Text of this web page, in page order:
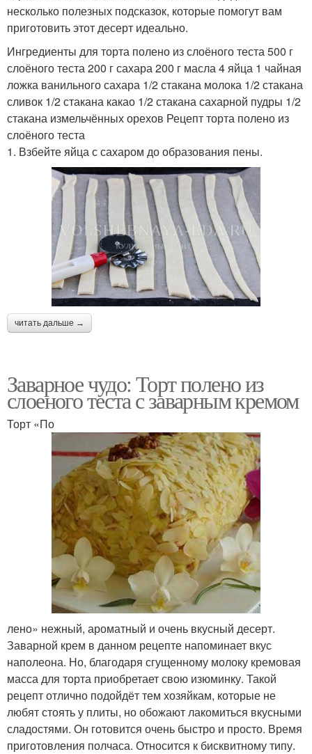
несколько полезных подсказок, которые помогут вам
приготовить этот десерт идеально.
Ингредиенты для торта полено из слоёного теста 500 г
слоёного теста 200 г сахара 200 г масла 4 яйца 1 чайная
ложка ванильного сахара 1/2 стакана молока 1/2 стакана
сливок 1/2 стакана какао 1/2 стакана сахарной пудры 1/2
стакана измельчённых орехов Рецепт торта полено из
слоёного теста
1. Взбейте яйца с сахаром до образования пены.
читать дальше →
Заварное чудо: Торт полено из
слоеного теста с заварным кремом
Торт «По
лено» нежный, ароматный и очень вкусный десерт.
Заварной крем в данном рецепте напоминает вкус
наполеона. Но, благодаря сгущенному молоку кремовая
масса для торта приобретает свою изюминку. Такой
рецепт отлично подойдёт тем хозяйкам, которые не
любят стоять у плиты, но обожают лакомиться вкусными
сладостями. Он готовится очень быстро и просто. Время
приготовления полчаса. Относится к бисквитному типу.